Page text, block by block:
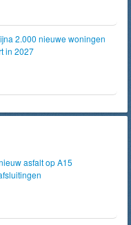
2.000 nieuwe woningen
in 2027
asfalt op A15